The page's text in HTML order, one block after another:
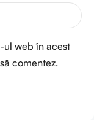
ul web în acest
comentez.